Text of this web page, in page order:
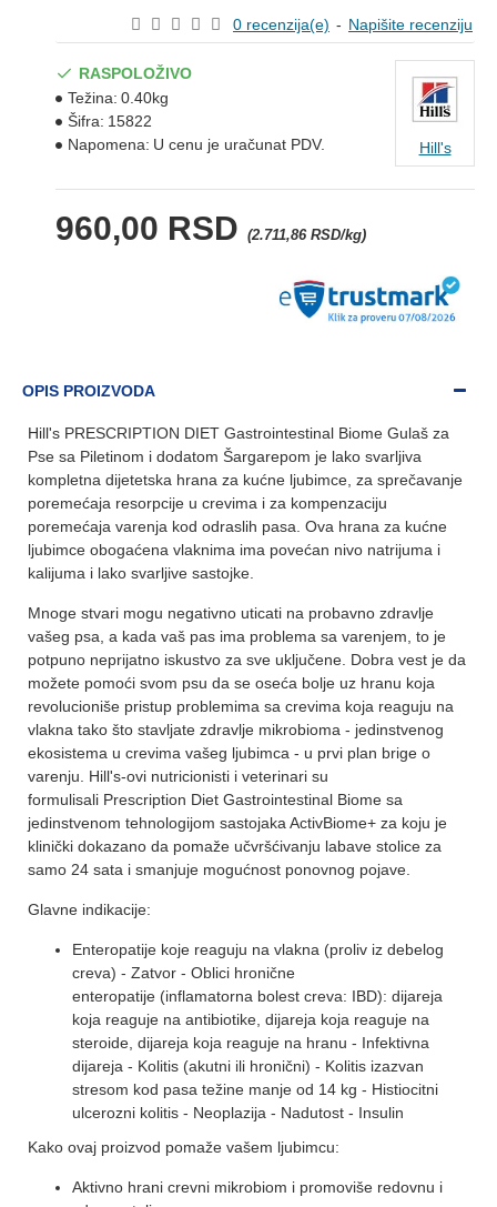
0 recenzija(e) - Napišite recenziju
960,00 RSD (2.711,86 RSD/kg)
RASPOLOŽIVO
Težina: 0.40kg
Šifra: 15822
Napomena: U cenu je uračunat PDV. Hill's
OPIS PROIZVODA
Hill's PRESCRIPTION DIET Gastrointestinal Biome Gulaš za
Pse sa Piletinom i dodatom Šargarepom je lako svarljiva
kompletna dijetetska hrana za kućne ljubimce, za sprečavanje
poremećaja resorpcije u crevima i za kompenzaciju
poremećaja varenja kod odraslih pasa. Ova hrana za kućne
ljubimce obogaćena vlaknima ima povećan nivo natrijuma i
kalijuma i lako svarljive sastojke.
Mnoge stvari mogu negativno uticati na probavno zdravlje
vašeg psa, a kada vaš pas ima problema sa varenjem, to je
potpuno neprijatno iskustvo za sve uključene. Dobra vest je da
možete pomoći svom psu da se oseća bolje uz hranu koja
revolucioniše pristup problemima sa crevima koja reaguju na
vlakna tako što stavljate zdravlje mikrobioma - jedinstvenog
ekosistema u crevima vašeg ljubimca - u prvi plan brige o
varenju. Hill's-ovi nutricionisti i veterinari su
formulisali Prescription Diet Gastrointestinal Biome sa
jedinstvenom tehnologijom sastojaka ActivBiome+ za koju je
klinički dokazano da pomaže učvršćivanju labave stolice za
samo 24 sata i smanjuje mogućnost ponovnog pojave.
Glavne indikacije:
Enteropatije koje reaguju na vlakna (proliv iz debelog
creva) - Zatvor - Oblici hronične
enteropatije (inflamatorna bolest creva: IBD): dijareja
koja reaguje na antibiotike, dijareja koja reaguje na
steroide, dijareja koja reaguje na hranu - Infektivna
dijareja - Kolitis (akutni ili hronični) - Kolitis izazvan
stresom kod pasa težine manje od 14 kg - Histiocitni
ulcerozni kolitis - Neoplazija - Nadutost - Insulin
Kako ovaj proizvod pomaže vašem ljubimcu:
Aktivno hrani crevni mikrobiom i promoviše redovnu i